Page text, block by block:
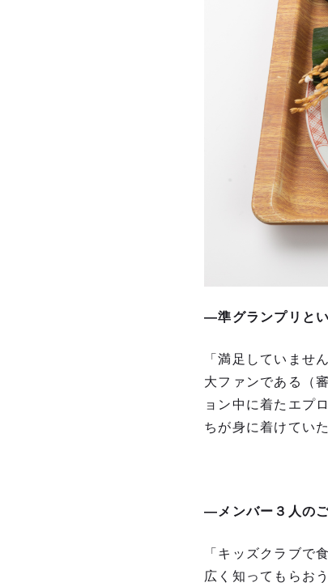
―準グランプリと
「満足していませ
大ファンである（
ョン中に着たエプ
ちが身に着けてい
―メンバー３人の
「キッズクラブで
広く知ってもらお